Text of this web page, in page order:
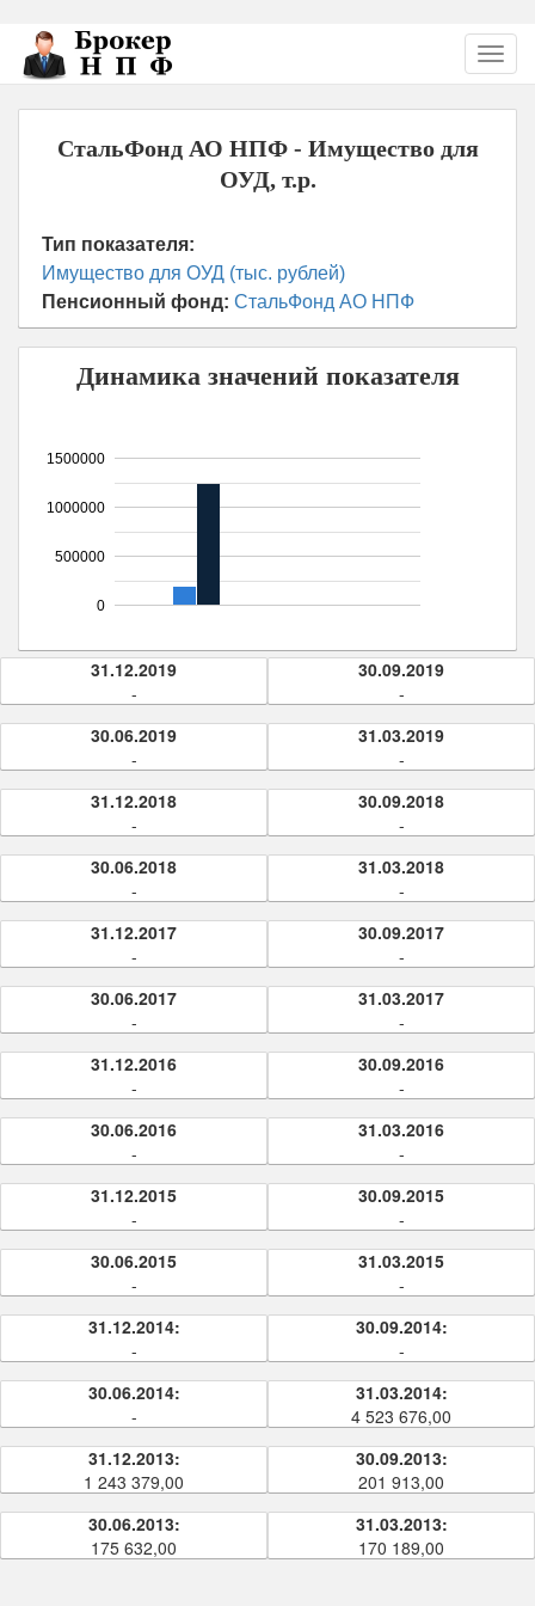
Перейти
основному
содержанию
СтальФонд АО НПФ - Имущество для
ОУД, т.р.
Тип показателя:
Имущество для ОУД (тыс. рублей)
Пенсионный фонд: СтальФонд АО НПФ
Динамика значений показателя
0
500000
1000000
1500000
31.12.2019
-
30.09.2019
-
30.06.2019
-
31.03.2019
-
31.12.2018
-
30.09.2018
-
30.06.2018
-
31.03.2018
-
31.12.2017
-
30.09.2017
-
30.06.2017
-
31.03.2017
-
31.12.2016
-
30.09.2016
-
30.06.2016
-
31.03.2016
-
31.12.2015
-
30.09.2015
-
30.06.2015
-
31.03.2015
-
31.12.2014:
-
30.09.2014:
-
30.06.2014:
-
31.03.2014:
4 523 676,00
31.12.2013:
1 243 379,00
30.09.2013:
201 913,00
30.06.2013:
175 632,00
31.03.2013:
170 189,00